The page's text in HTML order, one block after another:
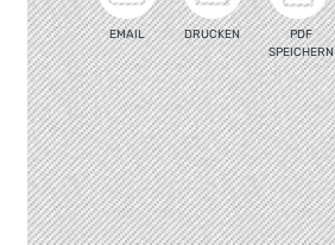
EMAIL DRUCKEN
PDF
SPEICHERN